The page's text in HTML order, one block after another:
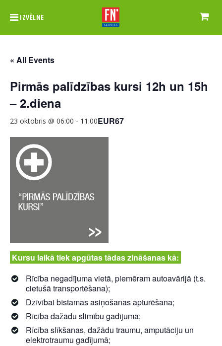
IZVĒLNE
« All Events
Pirmās palīdzības kursi 12h un 15h
– 2.diena
23 oktobris @ 06:00 - 11:00EUR67
Kursu laikā tiek apgūtas tādas zināšanas kā:
Rīcība negadījuma vietā, piemēram autoavārijā (t.s.
cietušā transportēšana);
Dzīvībai bīstamas asiņošanas apturēšana;
Rīcība dažādu slimību gadījumā;
Rīcība slīkšanas, dažādu traumu, amputāciju un
elektrotraumu gadījumā;